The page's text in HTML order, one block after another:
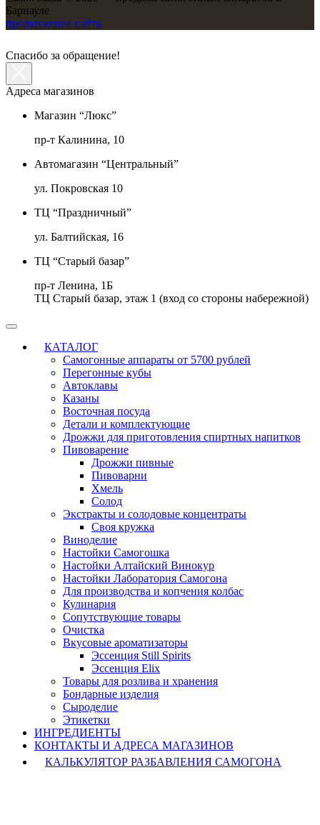
Барнауле
продвижение сайта
Спасибо за обращение!
Адреса магазинов
Магазин “Люкс”
пр-т Калинина, 10
Автомагазин “Центральный”
ул. Покровская 10
ТЦ “Праздничный”
ул. Балтийская, 16
ТЦ “Старый базар”
пр-т Ленина, 1Б
ТЦ Старый базар, этаж 1 (вход со стороны набережной)
КАТАЛОГ
Самогонные аппараты от 5700 рублей
Перегонные кубы
Автоклавы
Казаны
Восточная посуда
Детали и комплектующие
Дрожжи для приготовления спиртных напитков
Пивоварение
Дрожжи пивные
Пивоварни
Хмель
Солод
Экстракты и солодовые концентраты
Своя кружка
Виноделие
Настойки Самогошка
Настойки Алтайский Винокур
Настойки Лаборатория Самогона
Для производства и копчения колбас
Кулинария
Сопутствующие товары
Очистка
Вкусовые ароматизаторы
Эссенция Still Spirits
Эссенция Elix
Товары для розлива и хранения
Бондарные изделия
Cыроделие
Этикетки
ИНГРЕДИЕНТЫ
КОНТАКТЫ И АДРЕСА МАГАЗИНОВ
КАЛЬКУЛЯТОР РАЗБАВЛЕНИЯ САМОГОНА